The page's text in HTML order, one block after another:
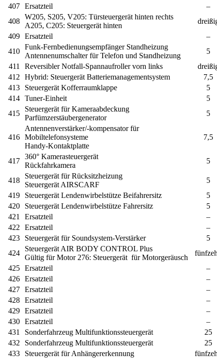
407 Ersatzteil
–
408
W205, S205, V205: Türsteuergerät hinten rechts
A205, C205: Steuergerät hinten
409 Ersatzteil
–
410
Funk-Fernbedienungsempfänger Standheizung
Antennenumschalter für Telefon und Standheizung
5
411
Reversibler Notfall-Spannaufroller vorn links
412
Hybrid: Steuergerät Batteriemanagementsystem
7,5
413
Steuergerät Kofferraumklappe
5
414 Tuner-Einheit
5
415
Steuergerät für Kameraabdeckung
Parfümzerstäubergenerator
5
416
Antennenverstärker/-kompensator für
Mobiltelefonsysteme
Handy-Kontaktplatte
7,5
417
360° Kamerasteuergerät
Rückfahrkamera
5
418
Steuergerät für Rücksitzheizung
Steuergerät AIRSCARF
5
419
Steuergerät Lendenwirbelstütze Beifahrersitz
5
420
Steuergerät Lendenwirbelstütze Fahrersitz
5
421
Ersatzteil
–
422
Ersatzteil
–
423
Steuergerät für Soundsystem-Verstärker
5
424
Steuergerät AIR BODY CONTROL Plus
Gültig für Motor 276: Steuergerät für Motorgeräusch
425 Ersatzteil
–
426 Ersatzteil
–
427 Ersatzteil
–
428 Ersatzteil
–
429 Ersatzteil
–
430 Ersatzteil
–
431
Sonderfahrzeug Multifunktionssteuergerät
25
432
Sonderfahrzeug Multifunktionssteuergerät
25
433
Steuergerät für Anhängererkennung